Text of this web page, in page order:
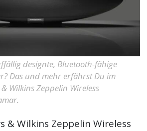
designte, Bluetooth-fähige
Das und mehr erfährst Du im
Wilkins Zeppelin Wireless
& Wilkins Zeppelin Wireless